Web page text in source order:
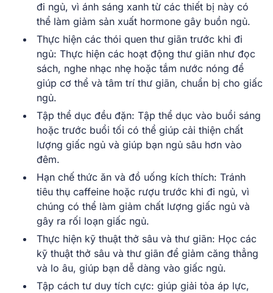
đi ngủ, vì ánh sáng xanh từ các thiết bị này có
thể làm giảm sản xuất hormone gây buồn ngủ.
Thực hiện các thói quen thư giãn trước khi đi
ngủ: Thực hiện các hoạt động thư giãn như đọc
sách, nghe nhạc nhẹ hoặc tắm nước nóng để
giúp cơ thể và tâm trí thư giãn, chuẩn bị cho giấc
ngủ.
Tập thể dục đều đặn: Tập thể dục vào buổi sáng
hoặc trước buổi tối có thể giúp cải thiện chất
lượng giấc ngủ và giúp bạn ngủ sâu hơn vào
đêm.
Hạn chế thức ăn và đồ uống kích thích: Tránh
tiêu thụ caffeine hoặc rượu trước khi đi ngủ, vì
chúng có thể làm giảm chất lượng giấc ngủ và
gây ra rối loạn giấc ngủ.
Thực hiện kỹ thuật thở sâu và thư giãn: Học các
kỹ thuật thở sâu và thư giãn để giảm căng thẳng
và lo âu, giúp bạn dễ dàng vào giấc ngủ.
Tập cách tư duy tích cực: giúp giải tỏa áp lực,